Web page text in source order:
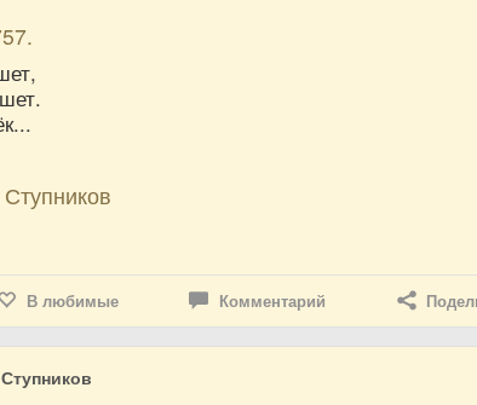
В любимые Комментарий